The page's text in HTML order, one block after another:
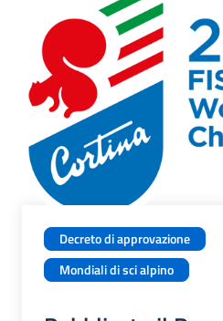
Decreto di approvazione
Mondiali di sci alpino